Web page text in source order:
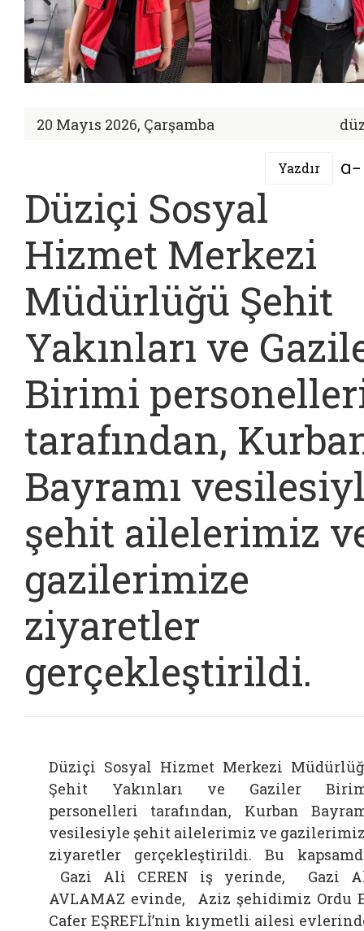
20 Mayıs 2026, Çarşamba
Yazdır
Düziçi Sosyal
Hizmet Merkezi
Müdürlüğü Şehit
Yakınları ve
Birimi
tarafından,
Bayramı
şehit ailelerimiz
gazilerimize
ziyaretler
gerçekleştirildi.
Düziçi Sosyal Hizmet Merkezi
Şehit Yakınları ve Gaziler
personelleri tarafından, Kurban
vesilesiyle şehit ailelerimiz ve
ziyaretler gerçekleştirildi. Bu
Gazi Ali CEREN iş yerinde,
Gazi
AVLAMAZ evinde,
Aziz şehidimiz Ordu
Cafer EŞREFLİ’nin kıymetli ailesi